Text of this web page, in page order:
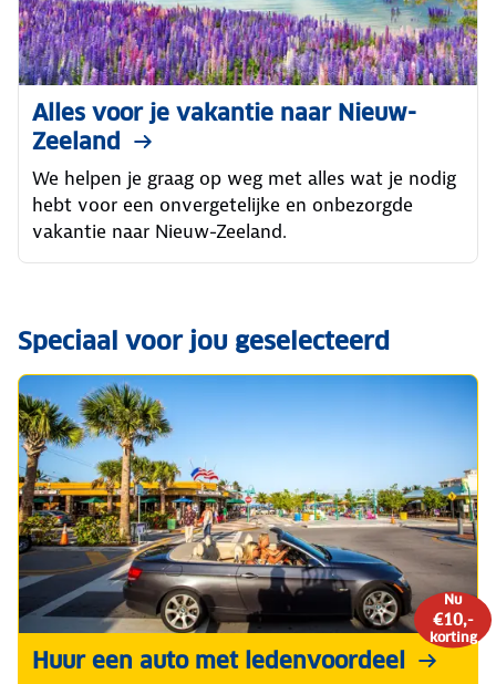
Alles voor je vakantie naar Nieuw-
Zeeland
We helpen je graag op weg met alles wat je nodig
hebt voor een onvergetelijke en onbezorgde
vakantie naar Nieuw-Zeeland.
Speciaal voor jou geselecteerd
Nu
€10,-
korting
Huur een auto met ledenvoordeel